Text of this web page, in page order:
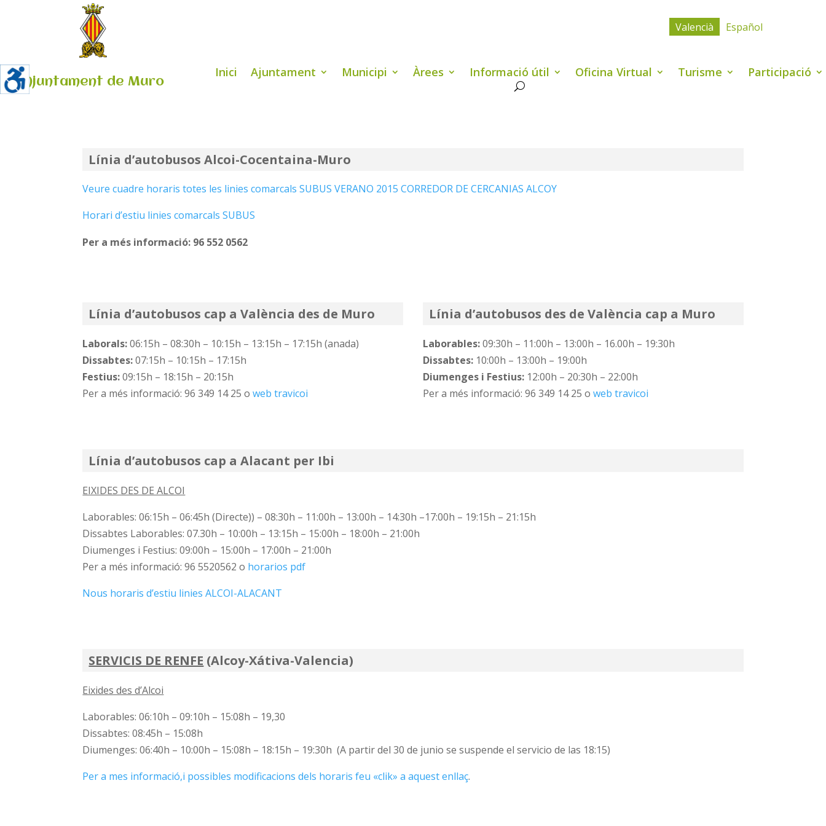
Ajuntament de Muro
Valencià Español
Inici Ajuntament Municipi Àrees Informació útil Oficina Virtual Turisme Participació
Línia d’autobusos Alcoi-Cocentaina-Muro
Veure cuadre horaris totes les linies comarcals SUBUS VERANO 2015 CORREDOR DE CERCANIAS ALCOY
Horari d’estiu linies comarcals SUBUS
Per a més informació: 96 552 0562
Línia d’autobusos cap a València des de Muro
Laborals:06:15h – 08:30h – 10:15h – 13:15h – 17:15h (anada)
Dissabtes:07:15h – 10:15h – 17:15h
Festius:09:15h – 18:15h – 20:15h
Per a més informació: 96 349 14 25 oweb travicoi
Línia d’autobusos des de València cap a Muro
Laborables:09:30h – 11:00h – 13:00h – 16.00h – 19:30h
Dissabtes: 10:00h – 13:00h – 19:00h
Diumenges i Festius: 12:00h – 20:30h – 22:00h
Per a més informació: 96 349 14 25 oweb travicoi
Línia d’autobusos cap a Alacant per Ibi
EIXIDES DES DE ALCOI
Laborables: 06:15h – 06:45h (Directe)) – 08:30h – 11:00h – 13:00h – 14:30h –17:00h – 19:15h – 21:15h
Dissabtes Laborables: 07.30h – 10:00h – 13:15h – 15:00h – 18:00h – 21:00h
Diumenges i Festius: 09:00h – 15:00h – 17:00h – 21:00h
Per a més informació: 96 5520562 o horarios pdf
Nous horaris d’estiu linies ALCOI-ALACANT
SERVICIS DE RENFE (Alcoy-Xátiva-Valencia)
Eixides des d’Alcoi
Laborables: 06:10h – 09:10h – 15:08h – 19,30
Dissabtes: 08:45h – 15:08h
Diumenges: 06:40h – 10:00h – 15:08h – 18:15h – 19:30h (A partir del 30 de junio se suspende el servicio de las 18:15)
Per a mes informació,i possibles modificacions dels horaris feu «clik» a aquest enllaç.